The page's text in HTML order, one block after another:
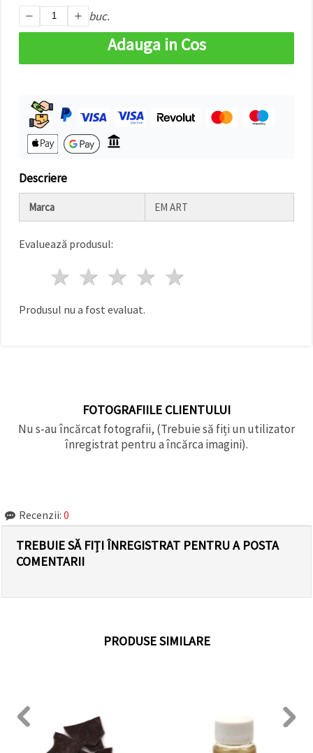
Аcceptati
Setări
buc.
Adauga in Cos
Descriere
Marca EM ART
Evaluează produsul:
4 stele
3 stele
2 stele
1 stea
Produsul nu a fost evaluat.
FOTOGRAFIILE CLIENTULUI
Nu s-au încărcat fotografii, (Trebuie să fiți un utilizator
înregistrat pentru a încărca imagini).
Recenzii: 0
TREBUIE SĂ FIȚI ÎNREGISTRAT PENTRU A POSTA
COMENTARII
PRODUSE SIMILARE